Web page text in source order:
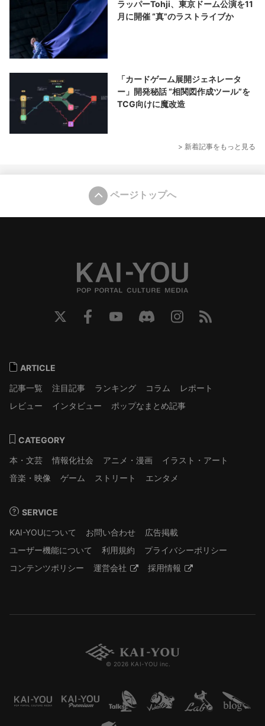
ラッパーTohji、東京ドーム公演を11
月に開催 “真”のラストライブか
「カードゲーム展開ジェネレータ
ー」開発秘話 “相関図作成ツール”を
TCG向けに魔改造
> 新着記事をもっと見る
ページトップへ
ARTICLE
記事一覧
注目記事 ランキング コラム
レポート
レビュー
インタビュー ポップなまとめ記事
CATEGORY
本・文芸
情報化社会 アニメ・漫画
イラスト・アート
音楽・映像
ゲーム ストリート エンタメ
SERVICE
KAI-YOUについて
お問い合わせ
広告掲載
ユーザー機能について
利用規約
プライバシーポリシー
コンテンツポリシー
運営会社 採用情報
© 2026 KAI-YOU inc.